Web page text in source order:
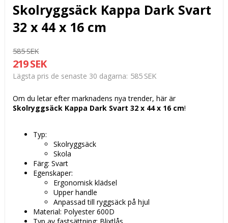
Skolryggsäck Kappa Dark Svart
32 x 44 x 16 cm
585 SEK
219 SEK
Lägsta pris de senaste 30 dagarna 585 SEK
Om du letar efter marknadens nya trender, här är
Skolryggsäck Kappa Dark Svart 32 x 44 x 16 cm!
Typ:
Skolryggsäck
Skola
Färg: Svart
Egenskaper:
Ergonomisk klädsel
Upper handle
Anpassad till ryggsäck på hjul
Material: Polyester 600D